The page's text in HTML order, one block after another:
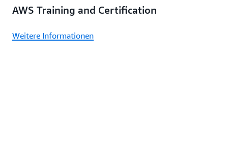
AWS Training and Certification
Weitere Informationen